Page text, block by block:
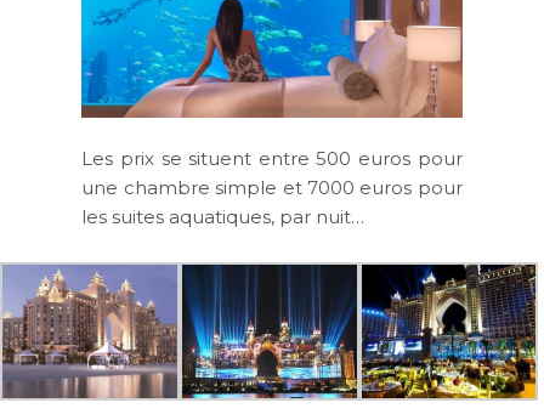
Les prix se situent entre 500 euros pour
une chambre simple et 7000 euros pour
les suites aquatiques, par nuit…